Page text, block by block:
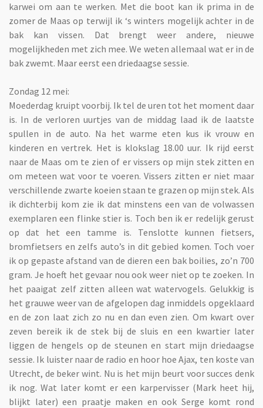
karwei om aan te werken. Met die boot kan ik prima in de
zomer de Maas op terwijl ik ‘s winters mogelijk achter in de
bak kan vissen. Dat brengt weer andere, nieuwe
mogelijkheden met zich mee. We weten allemaal wat er in de
bak zwemt. Maar eerst een driedaagse sessie.
Zondag 12 mei:
Moederdag kruipt voorbij. Ik tel de uren tot het moment daar
is. In de verloren uurtjes van de middag laad ik de laatste
spullen in de auto. Na het warme eten kus ik vrouw en
kinderen en vertrek. Het is klokslag 18.00 uur. Ik rijd eerst
naar de Maas om te zien of er vissers op mijn stek zitten en
om meteen wat voor te voeren. Vissers zitten er niet maar
verschillende zwarte koeien staan te grazen op mijn stek. Als
ik dichterbij kom zie ik dat minstens een van de volwassen
exemplaren een flinke stier is. Toch ben ik er redelijk gerust
op dat het een tamme is. Tenslotte kunnen fietsers,
bromfietsers en zelfs auto’s in dit gebied komen. Toch voer
ik op gepaste afstand van de dieren een bak boilies, zo’n 700
gram. Je hoeft het gevaar nou ook weer niet op te zoeken. In
het paaigat zelf zitten alleen wat watervogels. Gelukkig is
het grauwe weer van de afgelopen dag inmiddels opgeklaard
en de zon laat zich zo nu en dan even zien. Om kwart over
zeven bereik ik de stek bij de sluis en een kwartier later
liggen de hengels op de steunen en start mijn driedaagse
sessie. Ik luister naar de radio en hoor hoe Ajax, ten koste van
Utrecht, de beker wint. Nu is het mijn beurt voor succes denk
ik nog. Wat later komt er een karpervisser (Mark heet hij,
blijkt later) een praatje maken en ook Serge komt rond